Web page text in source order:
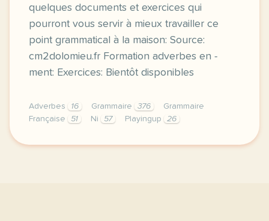
quelques documents et exercices qui
pourront vous servir à mieux travailler ce
point grammatical à la maison: Source:
cm2dolomieu.fr Formation adverbes en -
ment: Exercices: Bientôt disponibles
Adverbes 16 Grammaire 376
Grammaire
Française
51 Ni 57 Playingup 26
image 365jourspourapprendre frcette derniere